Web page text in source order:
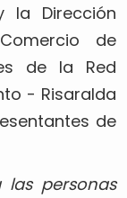
la Dirección
de
de la Red
- Risaralda
de
las personas